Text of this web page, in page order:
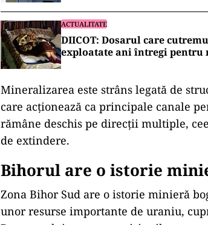
mineralizare: oxid de uraniu asociat
cobalt, nichel, plumb și zinc) în rocile
cristaline cu mineralizare de tip
marcată de prezența eritritei și
Iancu ar putea fi parte a unui sistem
Probele subterane prelevate în
de plumb, zinc și cupru.
Cazul Dumbrava: „bunul
care și-a abandonat oamenii